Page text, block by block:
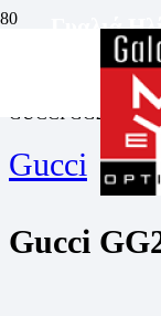
Γυαλιά
ΑΡΧΙΚΗ ΣΕΛΙΔΑ
ΓΥΑΛΙΑ ΗΛΙΟΥ
ΓΥΝΑΙΚΕΙΑ
GUCCI GG2045S-
Gucci
Gucci